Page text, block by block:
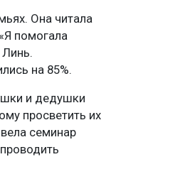
Она читала
помогала
на 85%.
и дедушки
просветить их
семинар